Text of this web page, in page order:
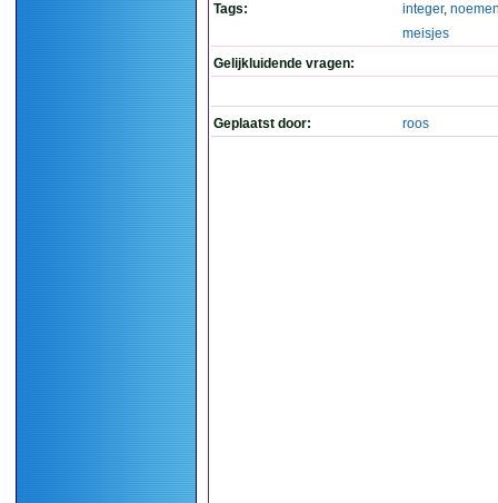
Tags:
integer,
meisjes
Gelijkluidende vragen:
Geplaatst door: roos